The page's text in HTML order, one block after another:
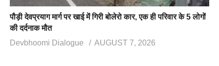
पौड़ी देवप्रयाग मार्ग पर खाई में गिरी बोलेरो कार, एक ही परिवार के 5 लोगों
की दर्दनाक मौत
Devbhoomi Dialogue
AUGUST 7, 2026